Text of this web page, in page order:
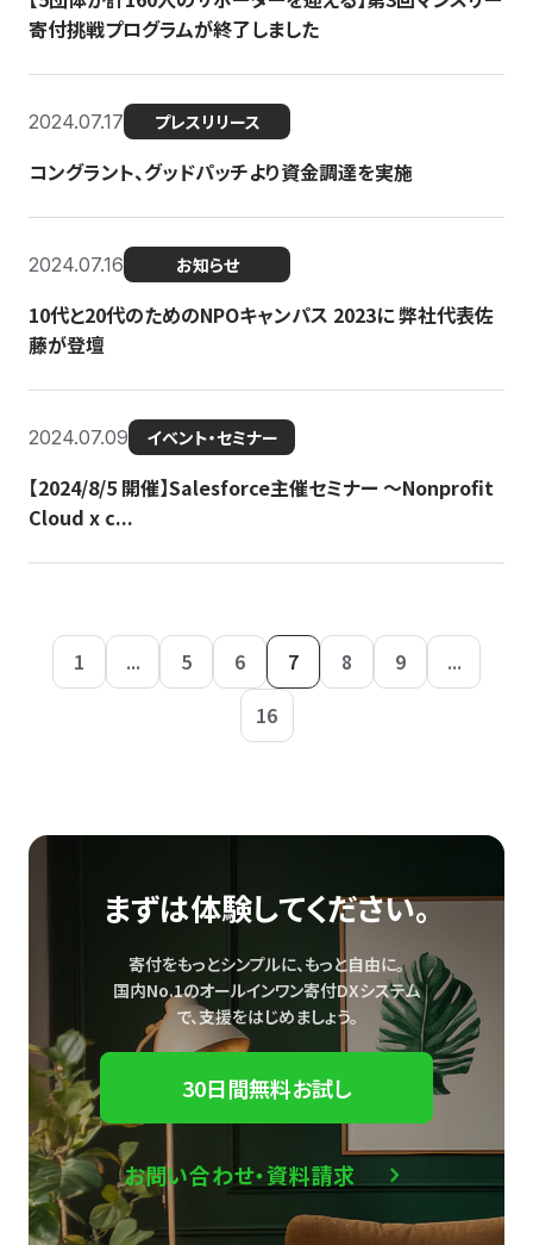
寄付挑戦プログラムが終了しました
2024.07.17 プレスリリース
コングラント、グッドパッチより資金調達を実施
2024.07.16 お知らせ
10代と20代のためのNPOキャンパス 2023に 弊社代表佐
藤が登壇
2024.07.09 イベント・セミナー
【2024/8/5 開催】Salesforce主催セミナー 〜Nonprofit
Cloud x c...
1 ... 5 6 7 8 9
...
16
まずは体験してください。
寄付をもっとシンプルに、もっと自由に。
国内No.1のオールインワン寄付DXシステム
で、支援をはじめましょう。
30日間無料お試し
お問い合わせ・資料請求